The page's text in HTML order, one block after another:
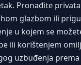
Pronađite
glazbom ili
u kojem se
ili korištenjem
uzbuđenja